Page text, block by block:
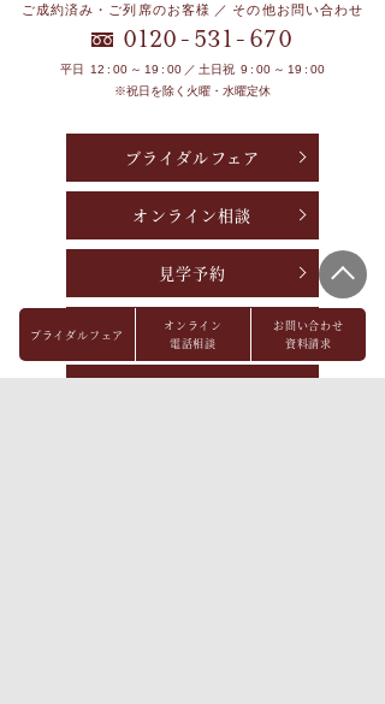
ご成約済み・ご列席のお客様 ／ その他お問い合わせ
0120 - 531 - 670
平日 12 : 00 ～ 19 : 00 ／ 土日祝 9 : 00 ～ 19 : 00
※祝日を除く火曜・水曜定休
ブライダルフェア
オンライン相談
見学予約
資料請求
ブライダルフェア
オンライン
電話相談
お問い合わせ
資料請求